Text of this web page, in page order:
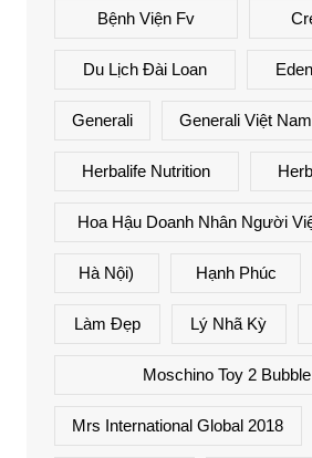
Bệnh Viện Fv
Du Lịch Đài Loan
Generali Generali Việt Nam
Herbalife Nutrition
Hoa Hậu Doanh Nhân Người
Hà Nội) Hạnh Phúc
Làm Đẹp Lý Nhã Kỳ
Moschino Toy 2
Mrs International Global 2018